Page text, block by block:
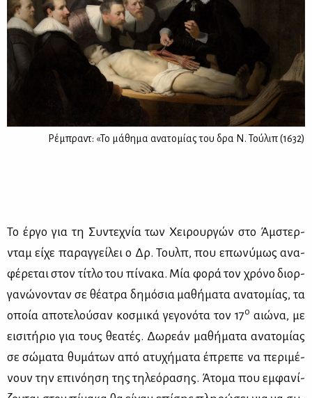
Ρέμπραντ: «Το μάθημα ανατομίας του δρα Ν. Τούλιπ (1632)
Το έρ­γο για τη Συ­ντε­χνία των Χει­ρουρ­γών στο Άμ­στερ­
νταμ εί­χε πα­ραγ­γεί­λει ο Δρ. Τουλπ, που επω­νύ­μως ανα­
φέ­ρε­ται στον τί­τλο του πί­να­κα. Μία φο­ρά τον χρό­νο διορ­
γα­νώ­νο­νταν σε θέ­α­τρα δη­μό­σια μα­θή­μα­τα ανα­το­μί­ας, τα
οποία απο­τε­λού­σαν κο­σμι­κά γε­γο­νό­τα τον 17ο αιώ­να, με
ει­σι­τή­ριο για τους θε­α­τές. Δω­ρε­άν μα­θή­μα­τα ανα­το­μί­ας
σε σώ­μα­τα θυ­μά­των από ατυ­χή­μα­τα έπρε­πε να πε­ρι­μέ­
νουν την επι­νό­η­ση της τη­λε­ό­ρα­σης. Άτο­μα που εμ­φα­νί­